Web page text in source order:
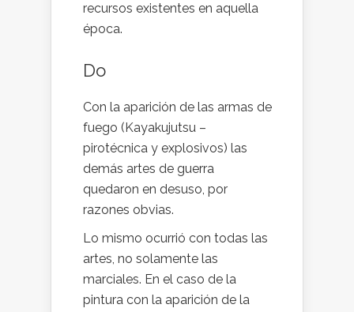
recursos existentes en aquella
época.
Do
Con la aparición de las armas de
fuego (Kayakujutsu –
pirotécnica y explosivos) las
demás artes de guerra
quedaron en desuso, por
razones obvias.
Lo mismo ocurrió con todas las
artes, no solamente las
marciales. En el caso de la
pintura con la aparición de la